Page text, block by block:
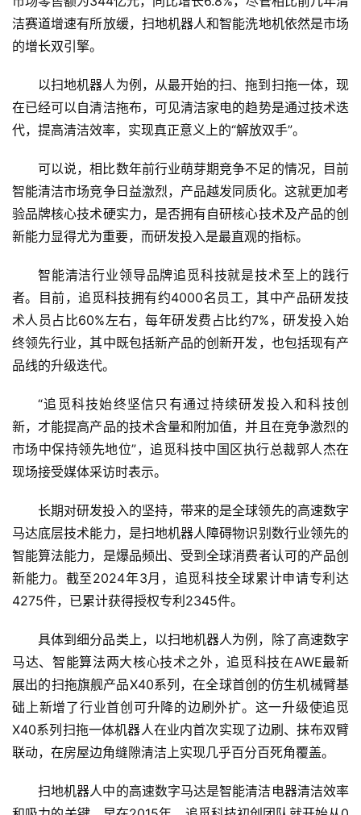
新
商
5
G
人
能
A
I
技
快
讯
纪
数
说
新
商
洁赛道增速有所放缓，扫地机器人和智能洗地机依然是市场
的增长双引擎。
以扫地机器人为例，从最开始的扫、拖到扫拖一体，现
在已经可以自清洁拖布，可见清洁家电的趋势是通过技术迭
代，提高清洁效率，实现真正意义上的“解放双手”。
可以说，相比数年前行业萌芽期竞争不足的情况，目前
智能清洁市场竞争日益激烈，产品越发同质化。这就更加考
验品牌核心技术硬实力，是否拥有自研核心技术及产品的创
新能力显得尤为重要，而研发投入是最直观的指标。
智能清洁行业领导品牌追觅科技就是技术至上的践行
者。目前，追觅科技拥有约4000名员工，其中产品研发技
术人员占比60%左右，每年研发费占比约7%，研发投入始
终领先行业，其中既包括新产品的创新开发，也包括现有产
品线的升级迭代。
“追觅科技始终坚信只有通过持续研发投入和科技创
新，才能提高产品的技术含量和附加值，并且在竞争激烈的
市场中保持领先地位”，追觅科技中国区执行总裁郭人杰在
现场接受媒体采访时表示。
长期对研发投入的坚持，带来的是全球领先的高速数字
马达底层技术能力，是扫地机器人障碍物识别数行业领先的
智能算法能力，是爆品频出、受到全球消费者认可的产品创
新能力。截至2024年3月，追觅科技全球累计申请专利达
4275件，已累计获得授权专利2345件。
具体到细分品类上，以扫地机器人为例，除了高速数字
马达、智能算法两大核心技术之外，追觅科技在AWE最新
展出的扫拖旗舰产品X40系列，在全球首创的仿生机械臂基
础上新增了行业首创可升降的边刷外扩。这一升级使追觅
X40系列扫拖一体机器人在业内首次实现了边刷、抹布双臂
联动，在房屋边角缝隙清洁上实现几乎百分百死角覆盖。
扫地机器人中的高速数字马达是智能清洁电器清洁效率